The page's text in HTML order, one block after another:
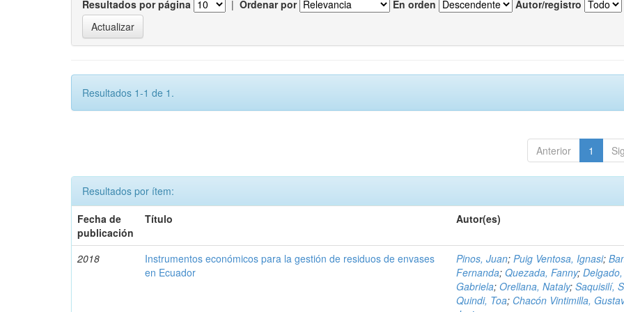
Resultados por página | Ordenar por En orden Autor/registro
Resultados 1-1 de 1.
Anterior 1
Resultados por ítem:
Fecha de
publicación
Título Autor(es)
2018
Instrumentos económicos para la gestión de residuos de envases
en Ecuador
Pinos, Juan;Puig Ventosa, Ignasi;
Fernanda;Quezada, Fanny;Delgado,
Gabriela;Orellana, Nataly;Saquisilí,
Quindi, Toa; Chacón Vintimilla,